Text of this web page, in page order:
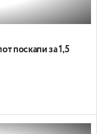
поскапи за 1,5